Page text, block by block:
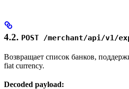
4.2. POST /merchant/api/v1/
Возвращает список банков,
fiat currency.
Decoded payload: